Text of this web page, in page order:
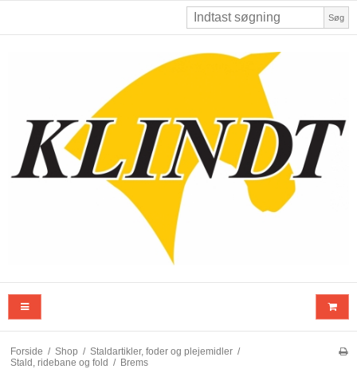
Søg
Forside / Shop / Staldartikler, foder og plejemidler /
Stald, ridebane og fold / Brems